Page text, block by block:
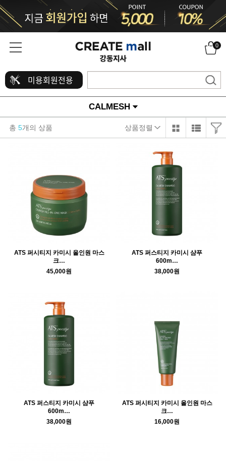
0
미용회원전용
CALMESH
총 5개의 상품 상품정렬
ATS 퍼시티지 카미시 올인원 마스
크…
45,000원
ATS 퍼스티지 카미시 샴푸
600m…
38,000원
ATS 퍼스티지 카미시 샴푸
600m…
38,000원
ATS 퍼시티지 카미시 올인원 마스
크…
16,000원